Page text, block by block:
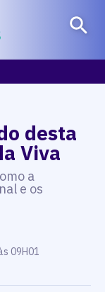
desta
Viva
a
e os
09H01